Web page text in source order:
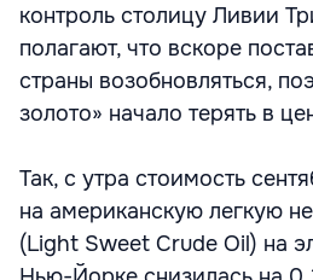
контроль столицу Ливии
полагают, что вскоре
страны возобновляться,
золото» начало терять в
Так, с утра стоимость
на американскую легкую
(Light Sweet Crude Oil) на